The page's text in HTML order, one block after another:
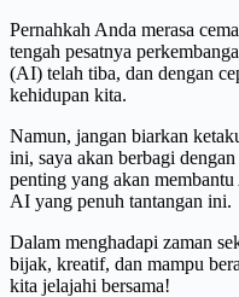
Pernahkah Anda merasa
tengah pesatnya
(AI) telah tiba, dan dengan
kehidupan kita.
Namun, jangan biarkan
ini, saya akan berbagi
penting yang akan
AI yang penuh tantangan ini.
Dalam menghadapi zaman
bijak, kreatif, dan mampu
kita jelajahi bersama!